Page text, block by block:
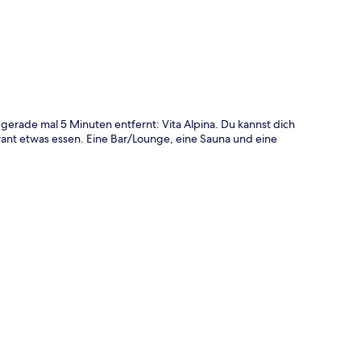
mal 5 Minuten entfernt: Vita Alpina. Du kannst dich
etwas essen. Eine Bar/Lounge, eine Sauna und eine